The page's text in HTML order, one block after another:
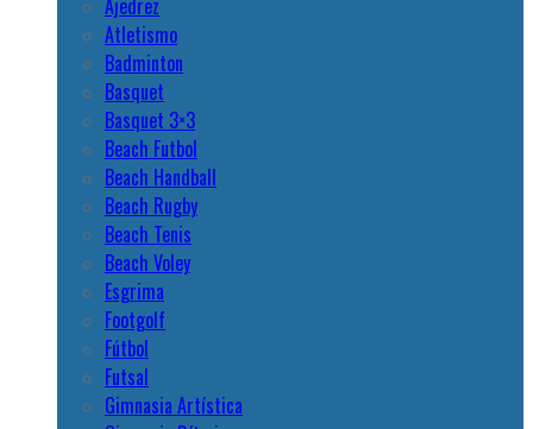
Ajedrez
Atletismo
Badminton
Basquet
Basquet 3×3
Beach Futbol
Beach Handball
Beach Rugby
Beach Tenis
Beach Voley
Esgrima
Footgolf
Fútbol
Futsal
Gimnasia Artística